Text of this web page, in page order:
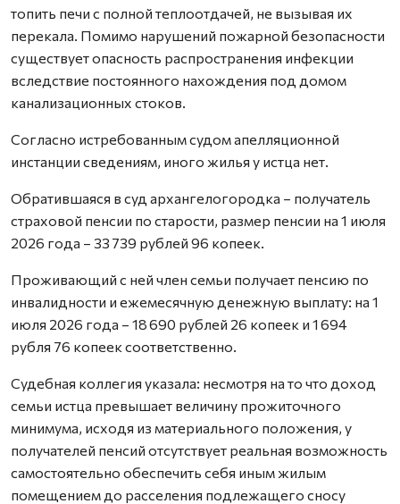
топить печи с полной теплоотдачей, не вызывая их
перекала. Помимо нарушений пожарной безопасности
существует опасность распространения инфекции
вследствие постоянного нахождения под домом
канализационных стоков.
Согласно истребованным судом апелляционной
инстанции сведениям, иного жилья у истца нет.
Обратившаяся в суд архангелогородка – получатель
страховой пенсии по старости, размер пенсии на 1 июля
2026 года – 33 739 рублей 96 копеек.
Проживающий с ней член семьи получает пенсию по
инвалидности и ежемесячную денежную выплату: на 1
июля 2026 года – 18 690 рублей 26 копеек и 1 694
рубля 76 копеек соответственно.
Судебная коллегия указала: несмотря на то что доход
семьи истца превышает величину прожиточного
минимума, исходя из материального положения, у
получателей пенсий отсутствует реальная возможность
самостоятельно обеспечить себя иным жилым
помещением до расселения подлежащего сносу